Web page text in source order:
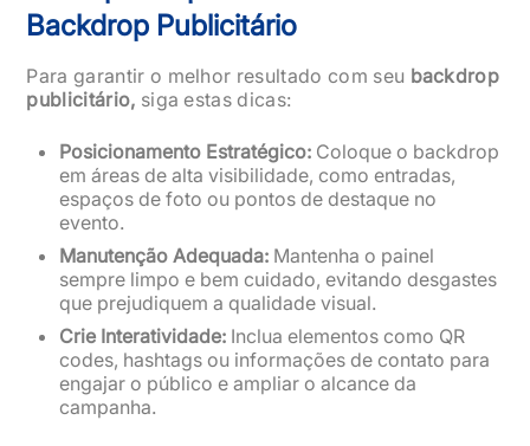
Backdrop Publicitário
Para garantir o melhor resultado com seu backdrop
publicitário, siga estas dicas:
Posicionamento Estratégico: Coloque o backdrop
em áreas de alta visibilidade, como entradas,
espaços de foto ou pontos de destaque no
evento.
Manutenção Adequada: Mantenha o painel
sempre limpo e bem cuidado, evitando desgastes
que prejudiquem a qualidade visual.
Crie Interatividade: Inclua elementos como QR
codes, hashtags ou informações de contato para
engajar o público e ampliar o alcance da
campanha.